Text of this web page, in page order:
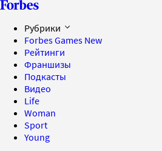
Рубрики
Forbes Games New
Рейтинги
Франшизы
Подкасты
Видео
Life
Woman
Sport
Young